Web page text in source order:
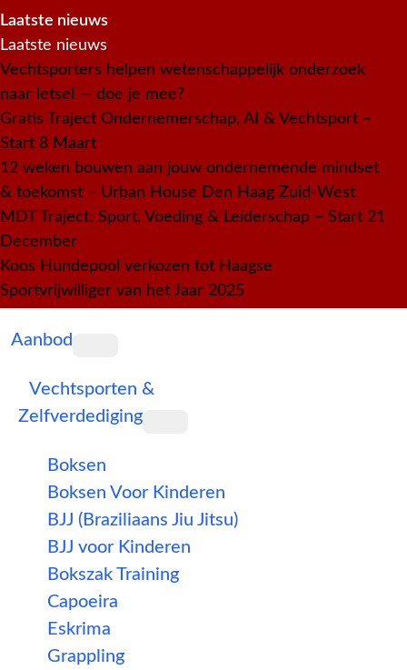
Laatste nieuws
Laatste nieuws
Vechtsporters helpen wetenschappelijk onderzoek
naar letsel — doe je mee?
Gratis Traject Ondernemerschap, AI & Vechtsport –
Start 8 Maart
12 weken bouwen aan jouw ondernemende mindset
& toekomst – Urban House Den Haag Zuid-West
MDT Traject: Sport, Voeding & Leiderschap – Start 21
December
Koos Hundepool verkozen tot Haagse
Sportvrijwilliger van het Jaar 2025
Aanbod
Vechtsporten &
Zelfverdediging
Boksen
Boksen Voor Kinderen
BJJ (Braziliaans Jiu Jitsu)
BJJ voor Kinderen
Bokszak Training
Capoeira
Eskrima
Grappling